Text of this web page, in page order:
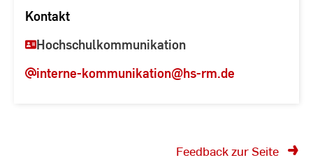
Kontakt
Hochschulkommunikation
interne-kommunikation@hs-rm.de
Feedback zur Seite